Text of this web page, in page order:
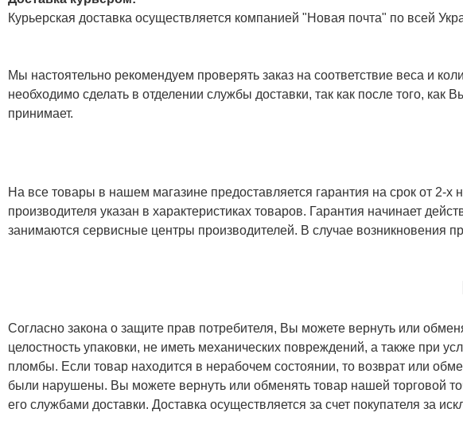
Курьерская доставка осуществляется компанией "Новая почта" по всей
Мы настоятельно рекомендуем проверять заказ на соответствие веса и
необходимо сделать в отделении службы доставки, так как после того, как
принимает.
На все товары в нашем магазине предоставляется гарантия на срок от 2-х
производителя указан в характеристиках товаров. Гарантия начинает
занимаются сервисные центры производителей. В случае возникновения
Согласно закона о защите прав потребителя, Вы можете вернуть или
целостность упаковки, не иметь механических повреждений, а также при
пломбы. Если товар находится в нерабочем состоянии, то возврат или
были нарушены. Вы можете вернуть или обменять товар нашей торговой
его службами доставки. Доставка осуществляется за счет покупателя за